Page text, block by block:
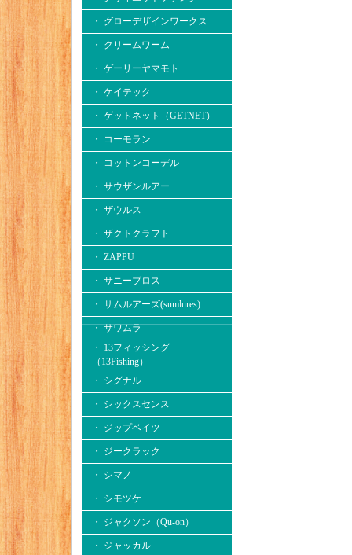
・ グローデザインワークス
・ クリームワーム
・ ゲーリーヤマモト
・ ケイテック
・ ゲットネット（GETNET）
・ コーモラン
・ コットンコーデル
・ サウザンルアー
・ ザウルス
・ ザクトクラフト
・ ZAPPU
・ サニーブロス
・ サムルアーズ(sumlures)
・ サワムラ
・ 13フィッシング
（13Fishing）
・ シグナル
・ シックスセンス
・ ジップベイツ
・ ジークラック
・ シマノ
・ シモツケ
・ ジャクソン（Qu-on）
・ ジャッカル